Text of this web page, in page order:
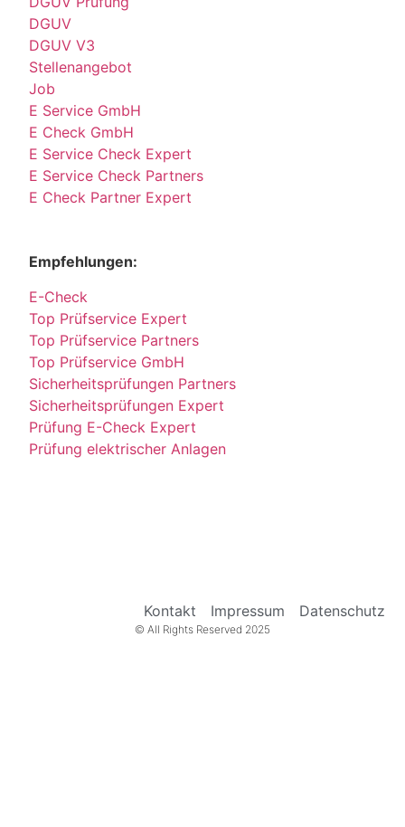
DGUV
DGUV V3
Stellenangebot
Job
E Service GmbH
E Check GmbH
E Service Check Expert
E Service Check Partners
E Check Partner Expert
Empfehlungen:
E-Check
Top Prüfservice Expert
Top Prüfservice Partners
Top Prüfservice GmbH
Sicherheitsprüfungen Partners
Sicherheitsprüfungen Expert
Prüfung E-Check Expert
Prüfung elektrischer Anlagen
Kontakt Impressum Datenschutz
© All Rights Reserved 2025